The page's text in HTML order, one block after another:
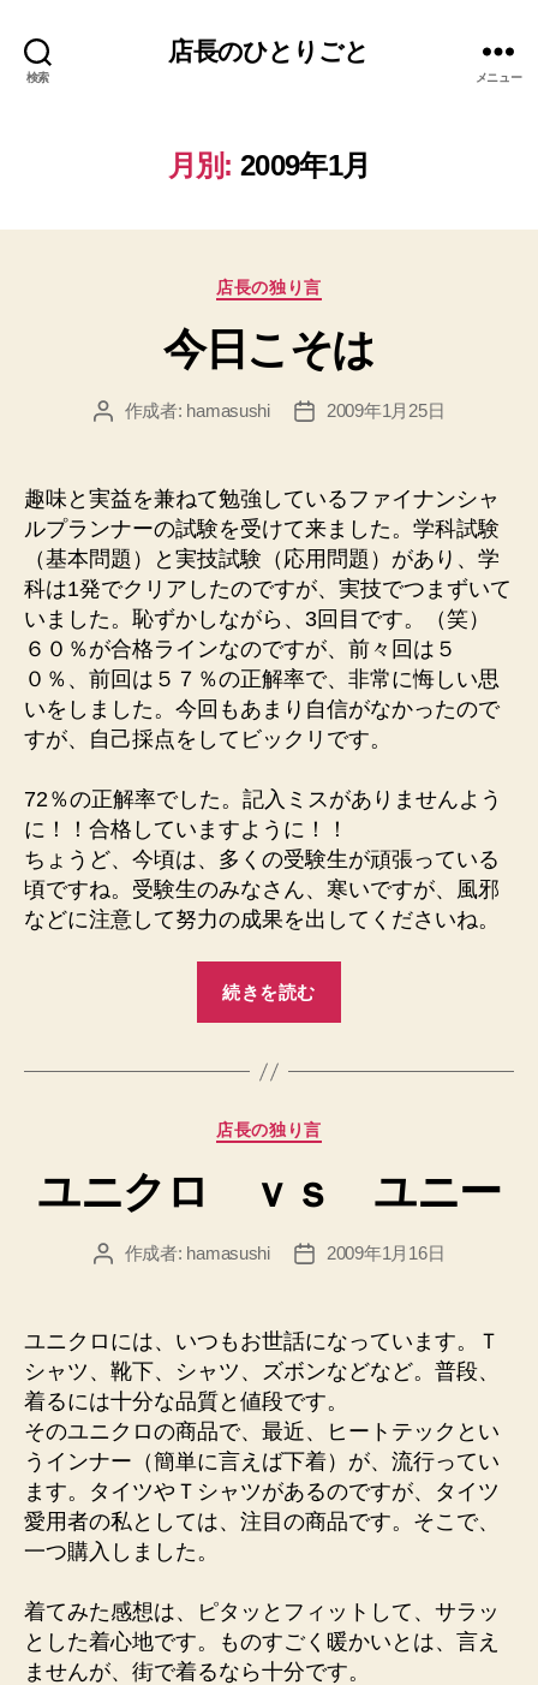
検索
店長のひとりごと
メニュー
月別: 2009年1月
カ
ゴ
リ
店長の独り言
今日こそは
投 作成者: hamasushi
投
2009年1月25日
趣味と実益を兼ねて勉強しているファイナンシャ
ルプランナーの試験を受けて来ました。学科試験
（基本問題）と実技試験（応用問題）があり、学
科は1発でクリアしたのですが、実技でつまずいて
いました。恥ずかしながら、3回目です。（笑）
６０％が合格ラインなのですが、前々回は５
０％、前回は５７％の正解率で、非常に悔しい思
いをしました。今回もあまり自信がなかったので
すが、自己採点をしてビックリです。
72％の正解率でした。記入ミスがありませんよう
に！！合格していますように！！
ちょうど、今頃は、多くの受験生が頑張っている
頃ですね。受験生のみなさん、寒いですが、風邪
などに注意して努力の成果を出してくださいね。
続きを読む
そ
カ
ゴ
リ
店長の独り言
ユニクロ ｖｓ ユニー
投 作成者: hamasushi
投
2009年1月16日
ユニクロには、いつもお世話になっています。Ｔ
シャツ、靴下、シャツ、ズボンなどなど。普段、
着るには十分な品質と値段です。
そのユニクロの商品で、最近、ヒートテックとい
うインナー（簡単に言えば下着）が、流行ってい
ます。タイツやＴシャツがあるのですが、タイツ
愛用者の私としては、注目の商品です。そこで、
一つ購入しました。
着てみた感想は、ピタッとフィットして、サラッ
とした着心地です。ものすごく暖かいとは、言え
ませんが、街で着るなら十分です。